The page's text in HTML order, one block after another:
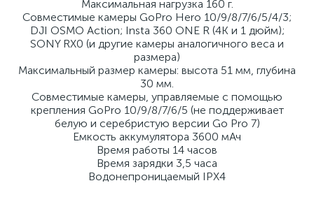
Максимальная нагрузка 160 г.
Совместимые камеры GoPro Hero 10/9/8/7/6/5/4/3;
DJI OSMO Action; Insta 360 ONE R (4K и 1 дюйм);
SONY RX0 (и другие камеры аналогичного веса и
размера)
Максимальный размер камеры: высота 51 мм, глубина
30 мм.
Совместимые камеры, управляемые с помощью
крепления GoPro 10/9/8/7/6/5 (не поддерживает
белую и серебристую версии Go Pro 7)
Емкость аккумулятора 3600 мАч
Время работы 14 часов
Время зарядки 3,5 часа
Водонепроницаемый IPX4